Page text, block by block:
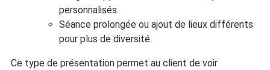
personnalisés.
Séance prolongée ou ajout de lieux différents
pour plus de diversité.
Ce type de présentation permet au client de voir